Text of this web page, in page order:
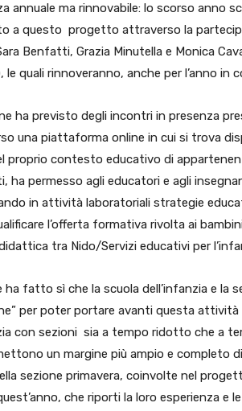
annuale ma rinnovabile: lo scorso anno
a questo progetto attraverso la
Benfatti, Grazia Minutella e Monica
le quali rinnoveranno, anche per l’anno in
ha previsto degli incontri in presenza
una piattaforma online in cui si trova
proprio contesto educativo di
permesso agli educatori e agli
in attività laboratoriali strategie
l’offerta formativa rivolta ai
tra Nido/Servizi educativi per
fatto sì che la scuola dell’infanzia e la
per poter portare avanti questa
con sezioni sia a tempo ridotto che a
un margine più ampio e completo
sezione primavera, coinvolte nel
che riporti la loro esperienza e